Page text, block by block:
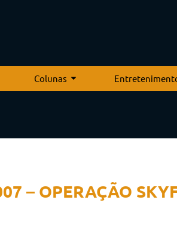
Colunas
– OPERAÇÃO